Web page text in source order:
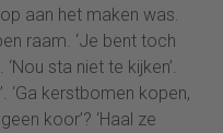
aan het maken was.
raam. ‘Je bent toch
sta niet te kijken’.
‘Ga kerstbomen kopen,
koor’? ‘Haal ze